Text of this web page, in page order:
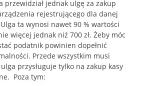
przewidział jednak ulgę za zakup
rejestrującego dla danej
ta wynosi nawet 90 % wartości
więcej jednak niż 700 zł. Żeby móc
podatnik powinien dopełnić
Przede wszystkim musi
przysługuje tylko na zakup kasy
Poza tym: